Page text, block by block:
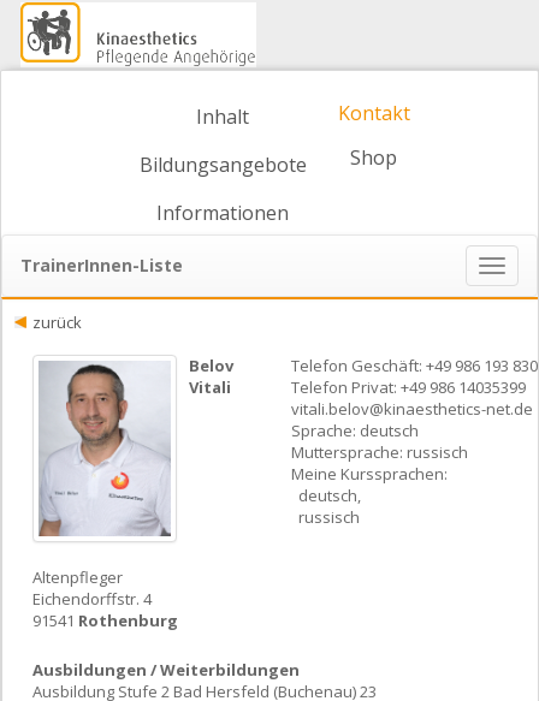
Inhalt
Bildungsangebote
Informationen
Kontakt
Shop
TrainerInnen-Liste
ein-/
zurück
Belov
Vitali
Altenpfleger
Eichendorffstr. 4
91541 Rothenburg
Telefon Geschäft: +49 986 193 830
Telefon Privat: +49 986 14035399
vitali.belov@kinaesthetics-net.de
Sprache: deutsch
Muttersprache: russisch
Meine Kurssprachen:
deutsch,
russisch
Ausbildungen / Weiterbildungen
Ausbildung Stufe 2 Bad Hersfeld (Buchenau) 23